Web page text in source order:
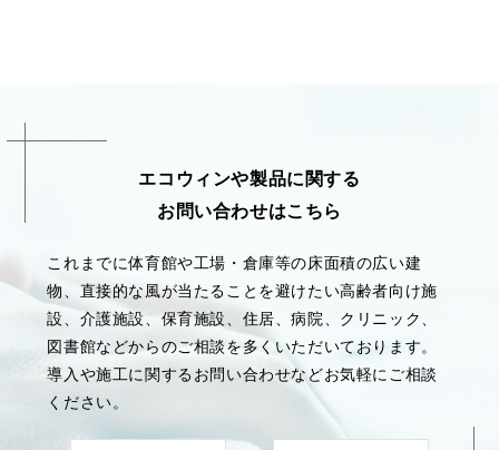
エコウィンや製品に関する
お問い合わせはこちら
これまでに体育館や工場・倉庫等の床面積の広い建
物、直接的な風が当たることを避けたい高齢者向け施
設、介護施設、保育施設、住居、病院、クリニック、
図書館などからのご相談を多くいただいております。
導入や施工に関するお問い合わせなどお気軽にご相談
ください。